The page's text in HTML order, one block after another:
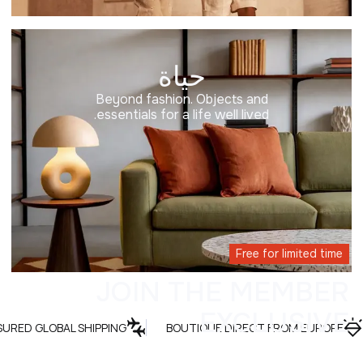
حياة
Beyond fashion. Objects and
essentials for a life well lived.
BOUTIQUE DIRECT FROM EUROPE
GLOBAL SHIPPING
Free for limited time
EXCLUSIVE